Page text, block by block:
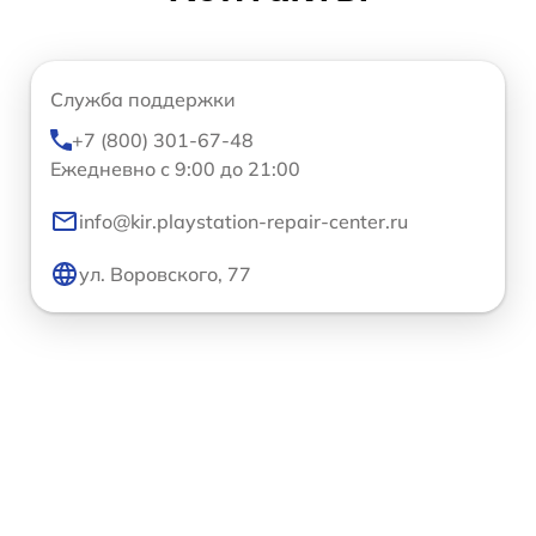
Служба поддержки
+7 (800) 301-67-48
Ежедневно с 9:00 до 21:00
info@kir.playstation-repair-center.ru
ул. Воровского, 77